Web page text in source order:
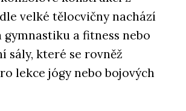
velké tělocvičny nachází
gymnastiku a fitness nebo
sály, které se rovněž
lekce jógy nebo bojových